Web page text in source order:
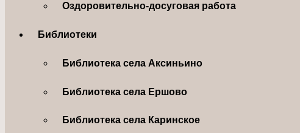
Оздоровительно-досуговая работа
Библиотеки
Библиотека села Аксиньино
Библиотека села Ершово
Библиотека села Каринское